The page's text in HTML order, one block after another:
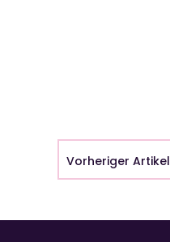
Vorheriger Artikel